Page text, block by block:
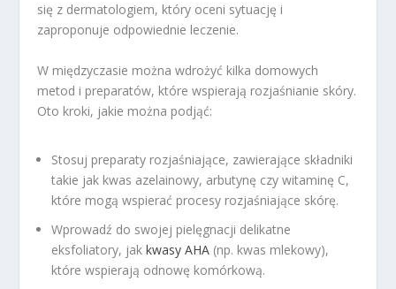
się z dermatologiem, który oceni sytuację i
zaproponuje odpowiednie leczenie.
W międzyczasie można wdrożyć kilka domowych
metod i preparatów, które wspierają rozjaśnianie skóry.
Oto kroki, jakie można podjąć:
Stosuj preparaty rozjaśniające, zawierające składniki
takie jak kwas azelainowy, arbutynę czy witaminę C,
które mogą wspierać procesy rozjaśniające skórę.
Wprowadź do swojej pielęgnacji delikatne
eksfoliatory, jakkwasy AHA (np. kwas mlekowy),
które wspierają odnowę komórkową.